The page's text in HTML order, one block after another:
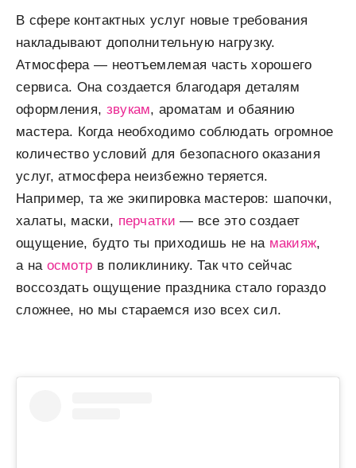
В сфере контактных услуг новые требования
накладывают дополнительную нагрузку.
Атмосфера — неотъемлемая часть хорошего
сервиса. Она создается благодаря деталям
оформления, звукам, ароматам и обаянию
мастера. Когда необходимо соблюдать огромное
количество условий для безопасного оказания
услуг, атмосфера неизбежно теряется.
Например, та же экипировка мастеров: шапочки,
халаты, маски, перчатки ​—​ все это создает
ощущение, будто ты приходишь не на макияж,
а на осмотр в поликлинику. Так что сейчас
воссоздать ощущение праздника стало гораздо
сложнее, но мы стараемся изо всех сил.